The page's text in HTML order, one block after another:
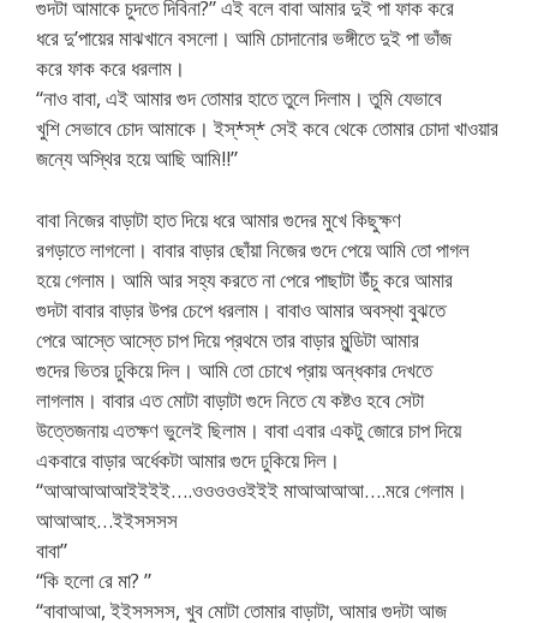
গুদটা আমাকে চুদতে দিবিনা?” এই বলে বাবা আমার দুই পা ফাক করে
ধরে দু’পায়ের মাঝখানে বসলো। আমি চোদানোর ভঙ্গীতে দুই পা ভাঁজ
করে ফাক করে ধরলাম।
“নাও বাবা, এই আমার গুদ তোমার হাতে তুলে দিলাম। তুমি যেভাবে
খুশি সেভাবে চোদ আমাকে। ইস্*স্* সেই কবে থেকে তোমার চোদা খাওয়ার
জন্যে অস্থির হয়ে আছি আমি!!”
বাবা নিজের বাড়াটা হাত দিয়ে ধরে আমার গুদের মুখে কিছুক্ষণ
রগড়াতে লাগলো। বাবার বাড়ার ছোঁয়া নিজের গুদে পেয়ে আমি তো পাগল
হয়ে গেলাম। আমি আর সহ্য করতে না পেরে পাছাটা উঁচু করে আমার
গুদটা বাবার বাড়ার উপর চেপে ধরলাম। বাবাও আমার অবস্থা বুঝতে
পেরে আস্তে আস্তে চাপ দিয়ে প্রথমে তার বাড়ার মুন্ডিটা আমার
গুদের ভিতর ঢুকিয়ে দিল। আমি তো চোখে প্রায় অন্ধকার দেখতে
লাগলাম। বাবার এত মোটা বাড়াটা গুদে নিতে যে কষ্টও হবে সেটা
উত্তেজনায় এতক্ষণ ভুলেই ছিলাম। বাবা এবার একটু জোরে চাপ দিয়ে
একবারে বাড়ার অর্ধেকটা আমার গুদে ঢুকিয়ে দিল।
“আআআআআইইইই….ওওওওওইইই মাআআআআ….মরে গেলাম।
আআআহ…ইইসসসস
বাবা”
“কি হলো রে মা? ”
“বাবাআআ, ইইসসসস, খুব মোটা তোমার বাড়াটা, আমার গুদটা আজ